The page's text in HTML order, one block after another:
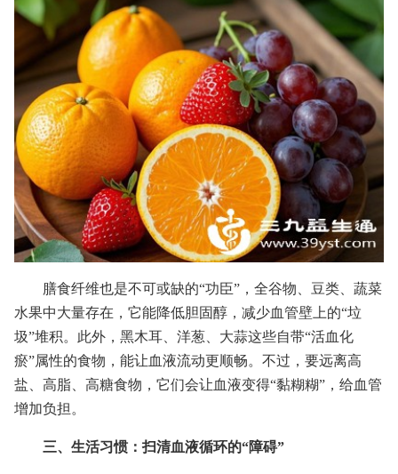
膳食纤维也是不可或缺的“功臣”，全谷物、豆类、蔬菜
水果中大量存在，它能降低胆固醇，减少血管壁上的“垃
圾”堆积。此外，黑木耳、洋葱、大蒜这些自带“活血化
瘀”属性的食物，能让血液流动更顺畅。不过，要远离高
盐、高脂、高糖食物，它们会让血液变得“黏糊糊”，给血管
增加负担。
三、生活习惯：扫清血液循环的“障碍”